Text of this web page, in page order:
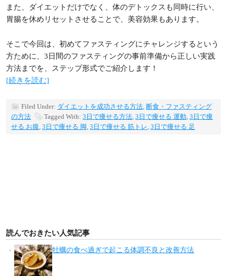
また、ダイエットだけでなく、体のデトックスも同時に行い、
胃腸を休めリセットさせることで、美容効果もあります。
そこで今回は、初めてファスティングにチャレンジするという
方ために、3日間のファスティングの事前準備から正しい実践
方法までを、ステップ形式でご紹介します！
[続きを読む]
Filed Under: ダイエットを成功させる方法, 断食・ファスティング
の方法
Tagged With: 3日で痩せる方法, 3日で痩せる 運動, 3日で痩
せる お腹, 3日で痩せる 脚, 3日で痩せる 筋トレ, 3日で痩せる 足
読んでおきたい人気記事
牡蠣の食べ過ぎで起こる体調不良と改善方法